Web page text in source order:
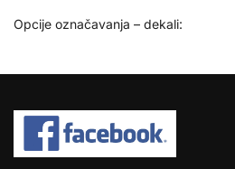
Opcije označavanja – dekali: